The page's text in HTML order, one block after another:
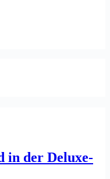
in der Deluxe-